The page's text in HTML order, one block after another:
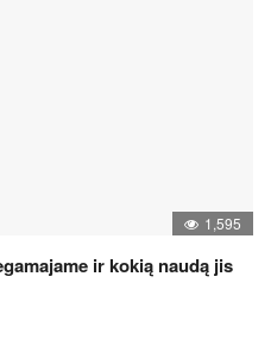
1,595
ir kokią naudą jis